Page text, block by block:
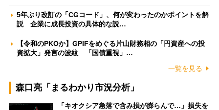
5年ぶり改訂の「CGコード」、何が変わったのかポイントを解
説 企業に成長投資の具体的な説…
【令和のPKOか】GPIFをめぐる片山財務相の「円資産への投
資拡大」発言の波紋 「国債重視」…
一覧を見る
森口亮「まるわかり市況分析」
「キオクシア急落で含み損が膨らんで…」損失を